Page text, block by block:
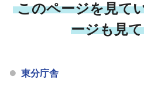
このページを見て
ージも見
東分庁舎